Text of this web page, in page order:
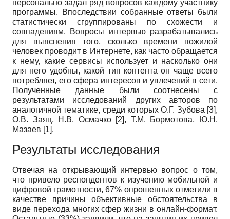
персонально задал ряд вопросов каждому участнику
программы. Впоследствии собранные ответы были
статистически сгруппированы по схожести и
совпадениям. Вопросы интервью разрабатывались
для выяснения того, сколько времени пожилой
человек проводит в Интернете, как часто обращается
к нему, какие сервисы использует и насколько они
для него удобны, какой тип контента он чаще всего
потребляет, его сфера интересов и увлечений в сети.
Полученные данные были соотнесены с
результатами исследований других авторов по
аналогичной тематике, среди которых О.Г. Зубова [3],
О.В. Заяц, Н.В. Осмачко [2], Т.М. Бормотова, Ю.Н.
Мазаев [1].
Результаты исследования
Отвечая на открывающий интервью вопрос о том,
что привело респондентов к изучению мобильной и
цифровой грамотности, 67% опрошенных отметили в
качестве причины объективные обстоятельства в
виде перехода многих сфер жизни в онлайн-формат.